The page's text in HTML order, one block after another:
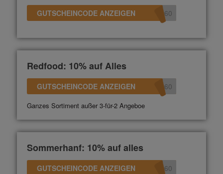
GUTSCHEINCODE ANZEIGEN 360
Redfood: 10% auf Alles
GUTSCHEINCODE ANZEIGEN 360
Ganzes Sortiment außer 3-für-2 Angeboe
Sommerhanf: 10% auf alles
GUTSCHEINCODE ANZEIGEN 360